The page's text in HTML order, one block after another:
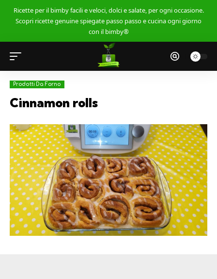
Ricette per il bimby facili e veloci, dolci e salate, per ogni occasione.
Scopri ricette genuine spiegate passo passo e cucina ogni giorno
con il bimby®
Prodotti Da Forno
Cinnamon rolls